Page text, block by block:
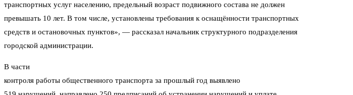
транспортных услуг населению, предельный возраст подвижного состава не должен
превышать 10 лет. В том числе, установлены требования к оснащённости транспортных
средств и остановочных пунктов», — рассказал начальник структурного подразделения
городской администрации.
В части
контроля работы общественного транспорта за прошлый год выявлено